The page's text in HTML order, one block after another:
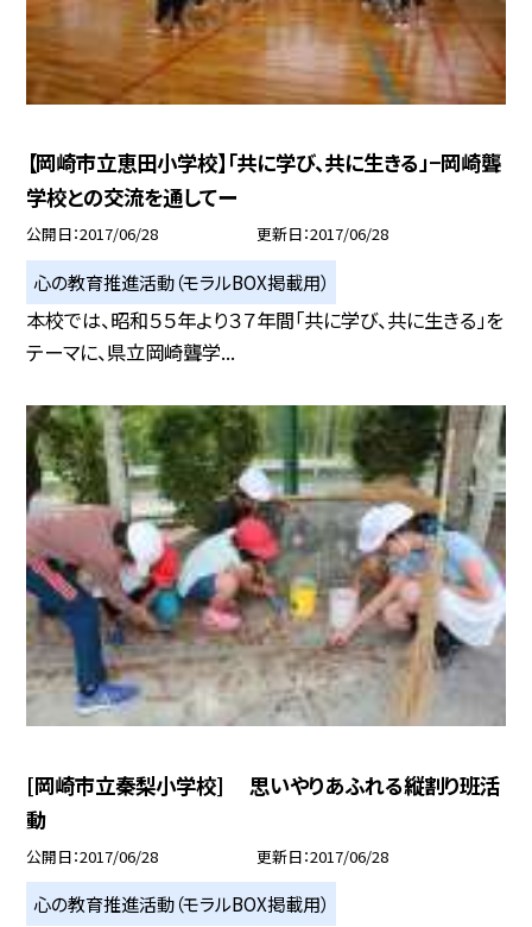
【岡崎市立恵田小学校】「共に学び、共に生きる」−岡崎聾
学校との交流を通してー
公開日 2017/06/28 更新日 2017/06/28
心の教育推進活動（モラルBOX掲載用）
本校では、昭和５５年より３７年間「共に学び、共に生きる」を
テーマに、県立岡崎聾学...
[岡崎市立秦梨小学校] 思いやりあふれる縦割り班活
動
公開日 2017/06/28 更新日 2017/06/28
心の教育推進活動（モラルBOX掲載用）